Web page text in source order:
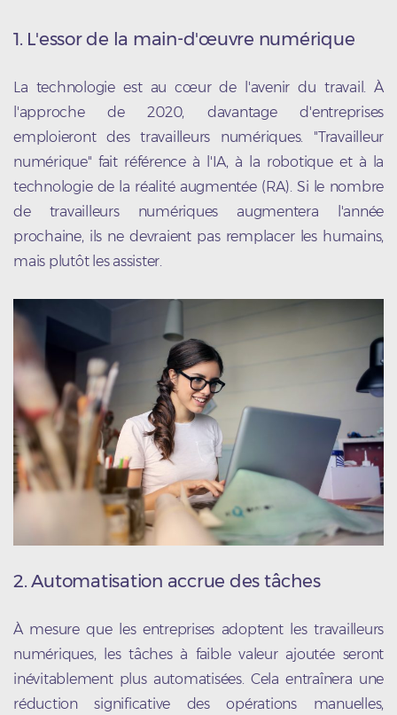
1. L'essor de la main-d'œuvre numérique
La technologie est au cœur de l'avenir du travail. À
l'approche de 2020, davantage d'entreprises
emploieront des travailleurs numériques. "Travailleur
numérique" fait référence à l'IA, à la robotique et à la
technologie de la réalité augmentée (RA). Si le nombre
de travailleurs numériques augmentera l'année
prochaine, ils ne devraient pas remplacer les humains,
mais plutôt les assister.
2. Automatisation accrue des tâches
À mesure que les entreprises adoptent les travailleurs
numériques, les tâches à faible valeur ajoutée seront
inévitablement plus automatisées. Cela entraînera une
réduction significative des opérations manuelles,